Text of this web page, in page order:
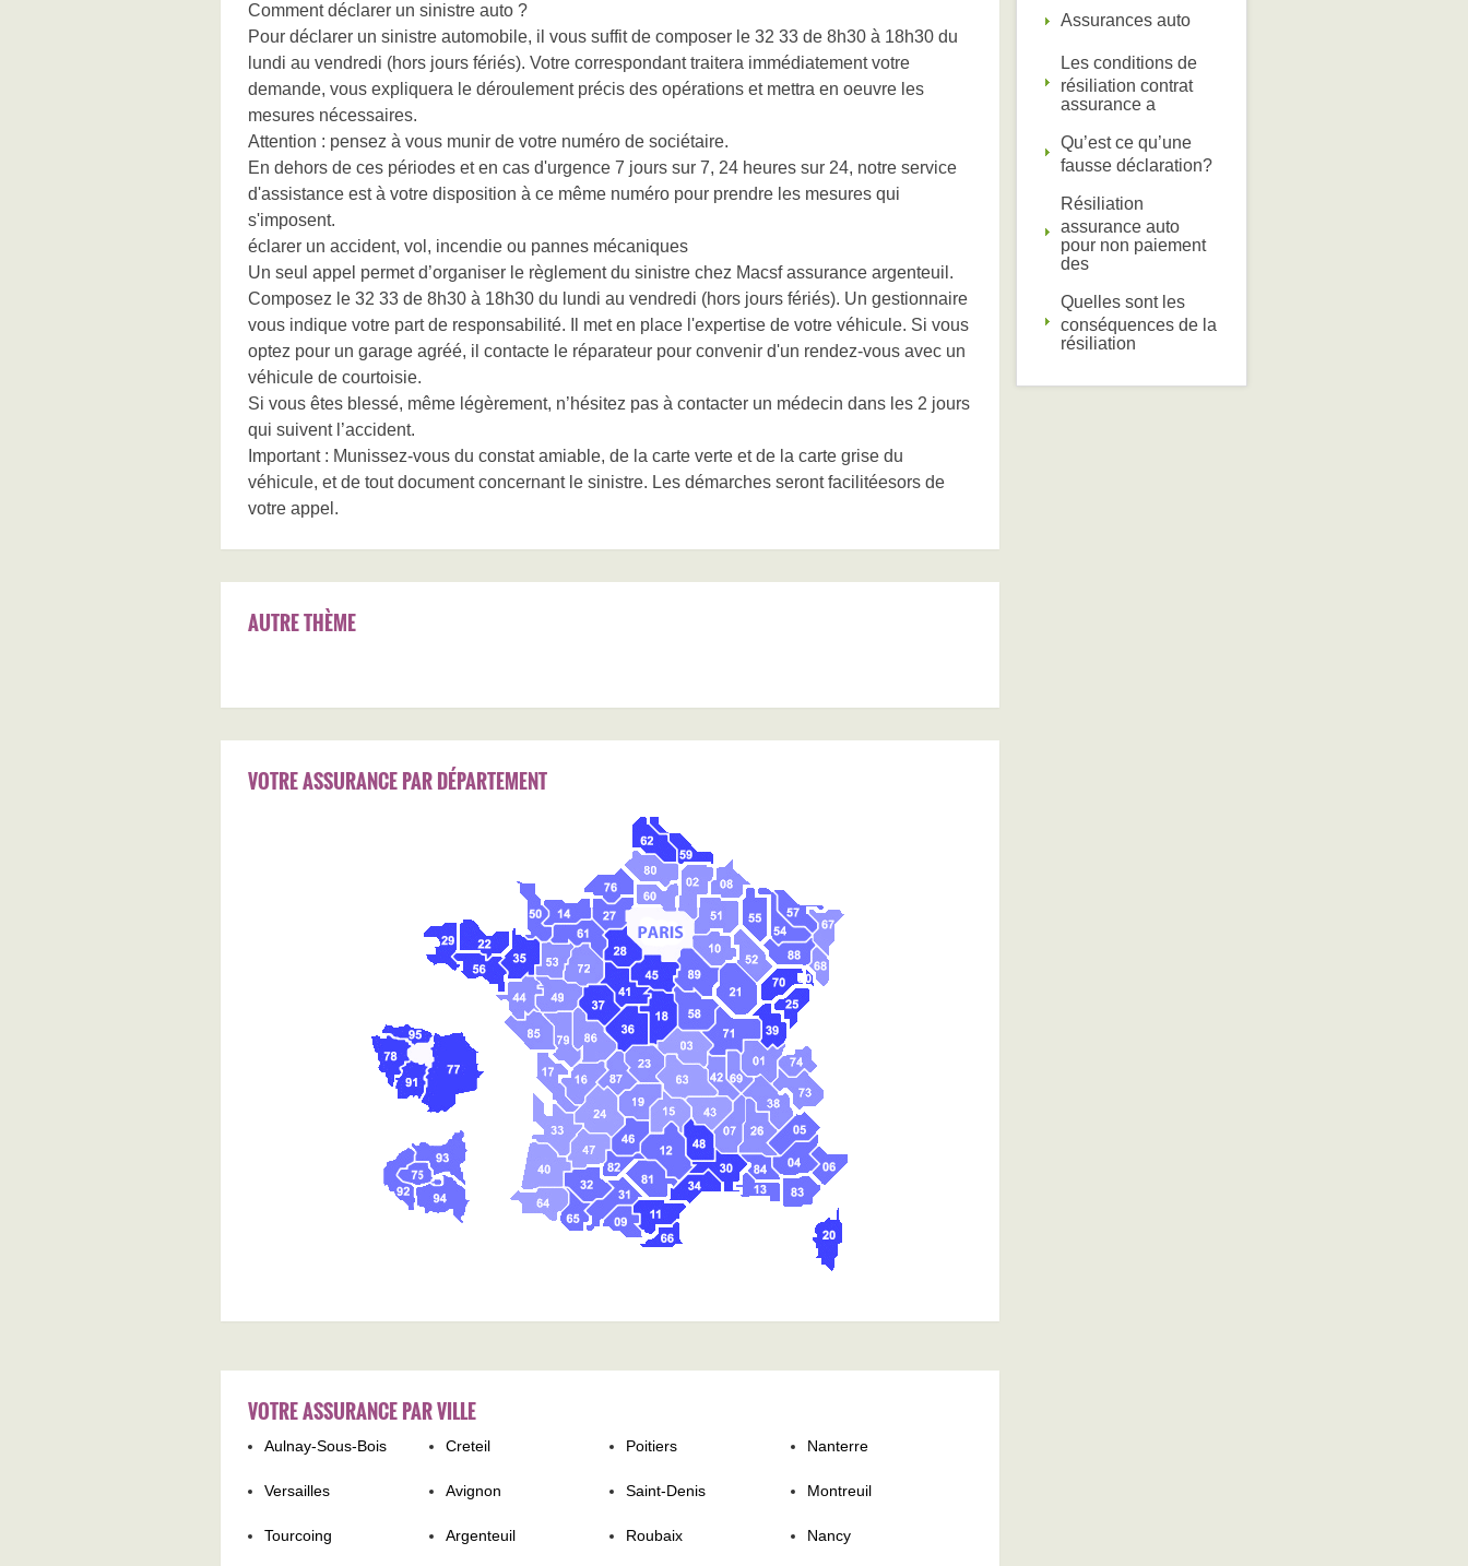
Comment déclarer un sinistre auto ?
Pour déclarer un sinistre automobile, il vous suffit de composer le 32 33 de 8h30 à 18h30 du
lundi au vendredi (hors jours fériés). Votre correspondant traitera immédiatement votre
demande, vous expliquera le déroulement précis des opérations et mettra en oeuvre les
mesures nécessaires.
Attention : pensez à vous munir de votre numéro de sociétaire.
En dehors de ces périodes et en cas d'urgence 7 jours sur 7, 24 heures sur 24, notre service
d'assistance est à votre disposition à ce même numéro pour prendre les mesures qui
s'imposent.
éclarer un accident, vol, incendie ou pannes mécaniques
Un seul appel permet d’organiser le règlement du sinistre chez Macsf assurance argenteuil.
Composez le 32 33 de 8h30 à 18h30 du lundi au vendredi (hors jours fériés). Un gestionnaire
vous indique votre part de responsabilité. Il met en place l'expertise de votre véhicule. Si vous
optez pour un garage agréé, il contacte le réparateur pour convenir d'un rendez-vous avec un
véhicule de courtoisie.
Si vous êtes blessé, même légèrement, n’hésitez pas à contacter un médecin dans les 2 jours
qui suivent l’accident.
Important : Munissez-vous du constat amiable, de la carte verte et de la carte grise du
véhicule, et de tout document concernant le sinistre. Les démarches seront facilitéesors de
votre appel.
AUTRE THÈME
VOTRE ASSURANCE PAR DÉPARTEMENT
VOTRE ASSURANCE PAR VILLE
Aulnay-Sous-Bois Creteil Poitiers Nanterre
Versailles Avignon Saint-Denis Montreuil
Tourcoing Argenteuil Roubaix Nancy
Assurances auto
Les conditions de
résiliation contrat
assurance a
Qu’est ce qu’une
fausse déclaration?
Résiliation
assurance auto
pour non paiement
des
Quelles sont les
conséquences de la
résiliation